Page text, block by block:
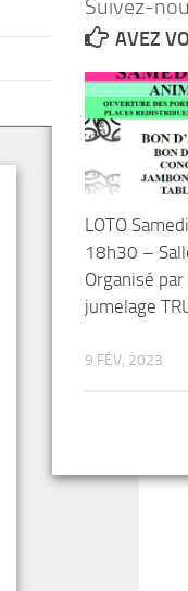
Suivez-
AVEZ
LOTO
18h30 –
Organisé
jumelage
9 FÉV, 2023